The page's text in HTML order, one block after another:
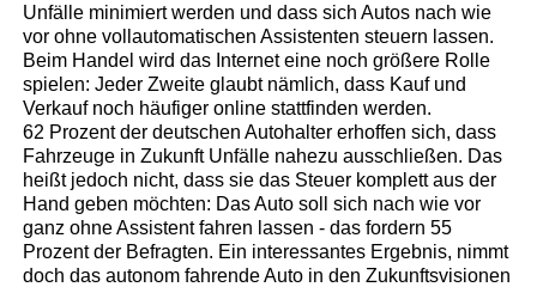
Unfälle minimiert werden und dass sich Autos nach wie
vor ohne vollautomatischen Assistenten steuern lassen.
Beim Handel wird das Internet eine noch größere Rolle
spielen: Jeder Zweite glaubt nämlich, dass Kauf und
Verkauf noch häufiger online stattfinden werden.
62 Prozent der deutschen Autohalter erhoffen sich, dass
Fahrzeuge in Zukunft Unfälle nahezu ausschließen. Das
heißt jedoch nicht, dass sie das Steuer komplett aus der
Hand geben möchten: Das Auto soll sich nach wie vor
ganz ohne Assistent fahren lassen - das fordern 55
Prozent der Befragten. Ein interessantes Ergebnis, nimmt
doch das autonom fahrende Auto in den Zukunftsvisionen